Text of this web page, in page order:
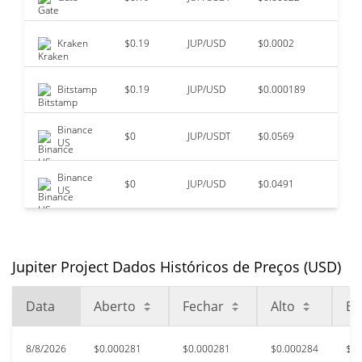
Kraken $0.19 JUP/USD $0.0002
Bitstamp $0.19 JUP/USD $0.000189
Binance
US
$0 JUP/USDT $0.0569
Binance
US
$0 JUP/USD $0.0491
Jupiter Project Dados Históricos de Preços (USD)
Data Aberto Fechar Alto
8/8/2026 $0.000281 $0.000281 $0.000284